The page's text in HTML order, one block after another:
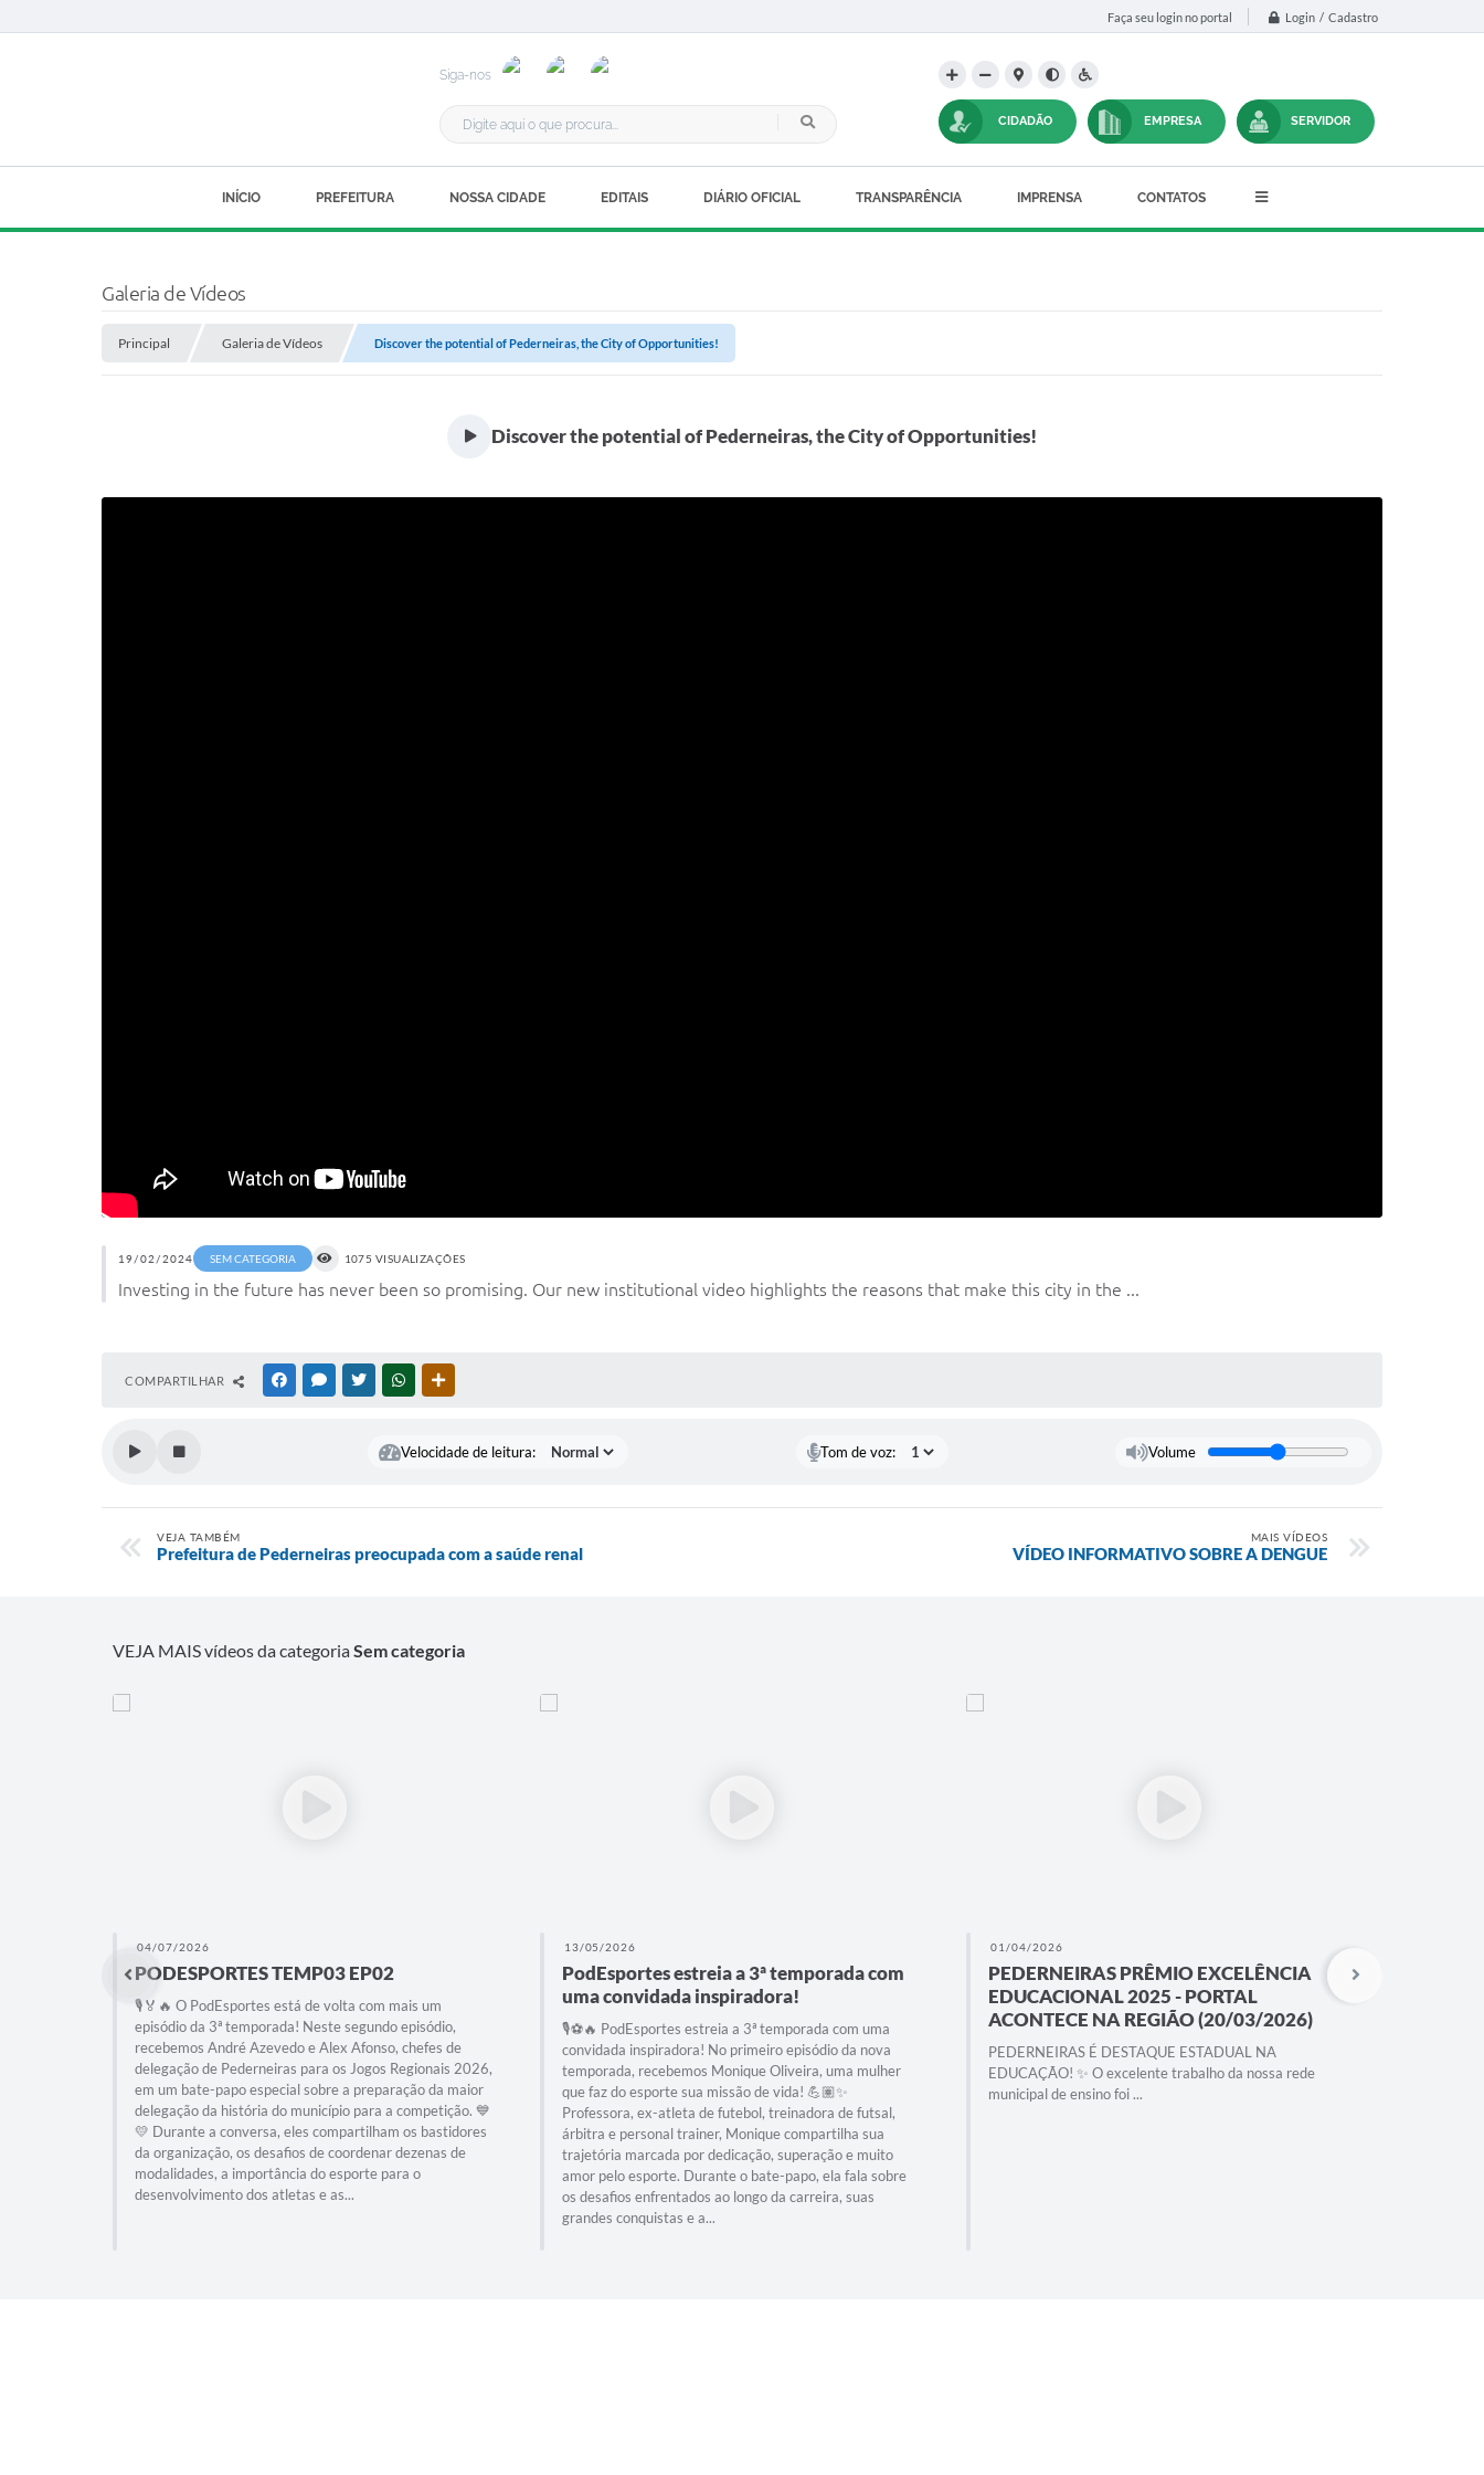
Faça seu login no portal Login / Cadastro
Siga-nos
CIDADÃO EMPRESA SERVIDOR
INÍCIO PREFEITURA NOSSA CIDADE EDITAIS DIÁRIO OFICIAL TRANSPARÊNCIA IMPRENSA CONTATOS
Galeria de Vídeos
Principal Galeria de Vídeos Discover the potential of Pederneiras, the City of Opportunities!
Discover the potential of Pederneiras, the City of Opportunities!
19/02/2024 SEM CATEGORIA 1075 VISUALIZAÇÕES
Investing in the future has never been so promising. Our new institutional video highlights the reasons that make this city in the ...
COMPARTILHAR FACEBOOKMESSENGER
TWITTERWHATSAPP
Velocidade de leitura: Tom de voz: Volume
VEJA TAMBÉM
Prefeitura de Pederneiras preocupada com a saúde renal
MAIS VÍDEOS
VÍDEO INFORMATIVO SOBRE A DENGUE
VEJA MAIS vídeos da categoriaSem categoria
04/07/2026
PODESPORTES TEMP03 EP02
🎙️🏅🔥 O PodEsportes está de volta com mais um
episódio da 3ª temporada! Neste segundo episódio,
recebemos André Azevedo e Alex Afonso, chefes de
delegação de Pederneiras para os Jogos Regionais 2026,
em um bate-papo especial sobre a preparação da maior
delegação da história do município para a competição. 💙
💛 Durante a conversa, eles compartilham os bastidores
da organização, os desafios de coordenar dezenas de
modalidades, a importância do esporte para o
desenvolvimento dos atletas e as...
13/05/2026
PodEsportes estreia a 3ª temporada com
uma convidada inspiradora!
🎙️⚽🔥 PodEsportes estreia a 3ª temporada com uma
convidada inspiradora! No primeiro episódio da nova
temporada, recebemos Monique Oliveira, uma mulher
que faz do esporte sua missão de vida! 💪🏽✨
Professora, ex-atleta de futebol, treinadora de futsal,
árbitra e personal trainer, Monique compartilha sua
trajetória marcada por dedicação, superação e muito
amor pelo esporte. Durante o bate-papo, ela fala sobre
os desafios enfrentados ao longo da carreira, suas
grandes conquistas e a...
01/04/2026
PEDERNEIRAS PRÊMIO EXCELÊNCIA
EDUCACIONAL 2025 - PORTAL
ACONTECE NA REGIÃO (20/03/2026)
PEDERNEIRAS É DESTAQUE ESTADUAL NA
EDUCAÇÃO! ✨ O excelente trabalho da nossa rede
municipal de ensino foi ...